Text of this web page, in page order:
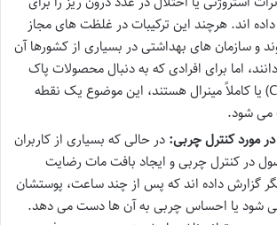
اند. هرچند این ترکیبات در غلظت های مجاز
و سازمان های بهداشتی در بسیاری از کشورها آن
اما برای افرادی که به دنبال محصولات پاک
(Clean Beauty) یا کاملاً مینرال هستند، این موضوع یک نقطه
شود.
مورد کنترل چربی: در حالی که بسیاری از کاربران
در کنترل چربی و ایجاد بافت مات رضایت
گزارش داده اند که پس از چند ساعت، پوستشان
شود یا احساس چربی به آن ها دست می دهد.